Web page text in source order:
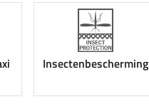
Insectenbescherming